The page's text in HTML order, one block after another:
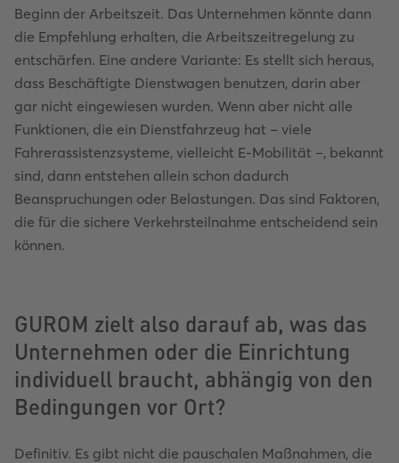
Beginn der Arbeitszeit. Das Unternehmen könnte dann
die Empfehlung erhalten, die Arbeitszeitregelung zu
entschärfen. Eine andere Variante: Es stellt sich heraus,
dass Beschäftigte Dienstwagen benutzen, darin aber
gar nicht eingewiesen wurden. Wenn aber nicht alle
Funktionen, die ein Dienstfahrzeug hat – viele
Fahrerassistenzsysteme, vielleicht E-Mobilität –, bekannt
sind, dann entstehen allein schon dadurch
Beanspruchungen oder Belastungen. Das sind Faktoren,
die für die sichere Verkehrsteilnahme entscheidend sein
können.
GUROM zielt also darauf ab, was das
Unternehmen oder die Einrichtung
individuell braucht, abhängig von den
Bedingungen vor Ort?
Definitiv. Es gibt nicht die pauschalen Maßnahmen, die